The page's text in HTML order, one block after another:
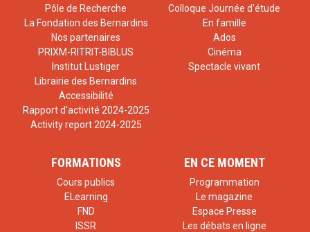
Pôle de Recherche
La Fondation des Bernardins
Nos partenaires
PRIXM-RITRIT-BIBLUS
Institut Lustiger
Librairie des Bernardins
Accessibilité
Rapport d'activité 2024-2025
Activity report 2024-2025
Colloque Journée d'étude
En famille
Ados
Cinéma
Spectacle vivant
FORMATIONS
Cours publics
ELearning
FND
ISSR
EN CE MOMENT
Programmation
Le magazine
Espace Presse
Les débats en ligne